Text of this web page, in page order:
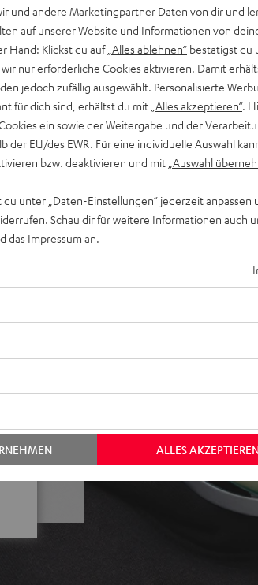
seidige
für
mit
und andere Marketingpartner Daten von dir und
auf unserer Website und Informationen von
Hand: Klickst du auf „Alles ablehnen“ bestätigst du
nur erforderliche Cookies aktivieren. Damit
jedoch zufällig ausgewählt. Personalisierte
für dich sind, erhältst du mit „Alles akzeptieren“.
ein sowie der Weitergabe und der
der EU/des EWR. Für eine individuelle Auswahl
bzw. deaktivieren und mit „Auswahl
du unter „Daten-Einstellungen“ jederzeit anpassen
Schau dir für weitere Informationen auch
das Impressum an.
ALLES